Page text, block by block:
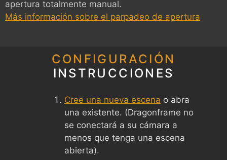
apertura totalmente manual.
Más información sobre el parpadeo de apertura
CONFIGURACIÓN
INSTRUCCIONES
Cree una nueva escena o abra
una existente. (Dragonframe no
se conectará a su cámara a
menos que tenga una escena
abierta).